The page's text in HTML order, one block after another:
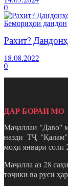
0
Бемориҳои дандон
Рахит?
18.08.2022
0
ДАР БОРАИ МО
Маҷаллаи "Даво"
назди ТҶ "Қалам"
моҳи январи соли
Маҷалла аз 28
тоҷикӣ ва русӣ